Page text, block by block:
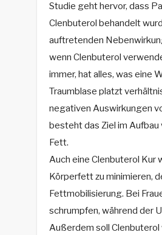
Studie geht hervor, dass
Clenbuterol behandelt
auftretenden
wenn Clenbuterol
immer, hat alles, was eine
Traumblase platzt
negativen Auswirkungen
besteht das Ziel im
Fett.
Auch eine Clenbuterol Kur
Körperfett zu minimieren,
Fettmobilisierung. Bei
schrumpfen, während der
Außerdem soll Clenbuterol